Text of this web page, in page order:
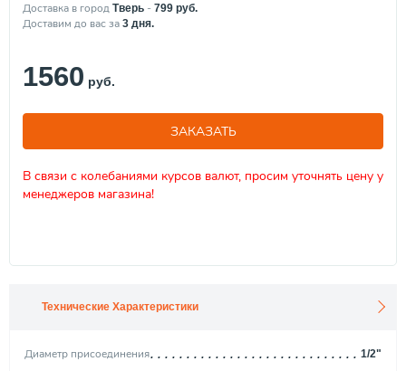
Доставка в город Тверь - 799 руб.
Доставим до вас за 3 дня.
1560 руб.
ЗАКАЗАТЬ
В связи с колебаниями курсов валют, просим уточнять цену у
менеджеров магазина!
Технические Характеристики
Диаметр присоединения 1/2"